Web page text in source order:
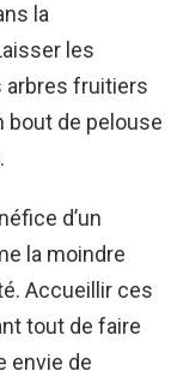
la
les
arbres fruitiers
bout de pelouse
d’un
la moindre
Accueillir ces
tout de faire
envie de